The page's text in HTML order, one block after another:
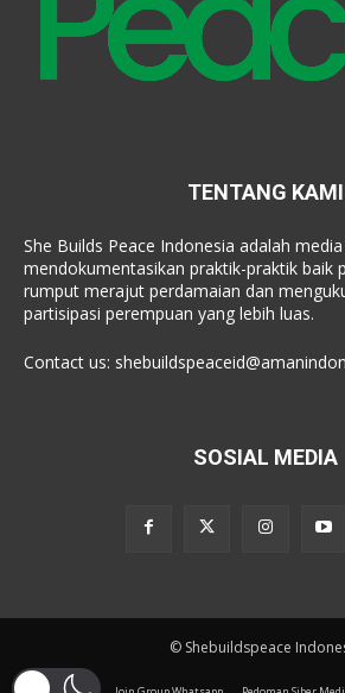
TENTANG KAMI
She Builds Peace Indonesia adalah
mendokumentasikan praktik-praktik baik
rumput merajut perdamaian dan
partisipasi perempuan yang lebih luas.
Contact us:
SOSIAL MEDIA
© Shebuildspeace